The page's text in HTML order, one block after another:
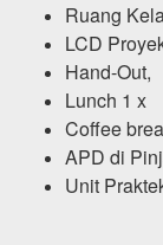
Ruang
LCD
Hand-Out,
Lunch 1 x
Coffee
APD di
Unit